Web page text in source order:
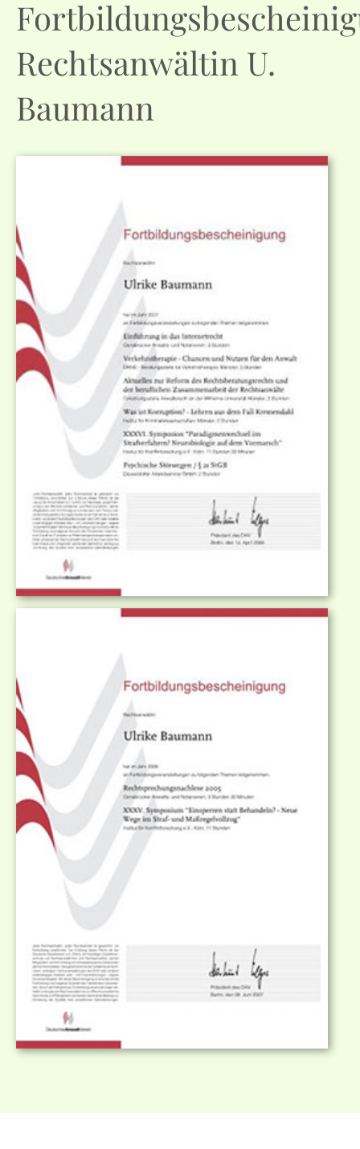
Rechtsanwältin U.
Baumann